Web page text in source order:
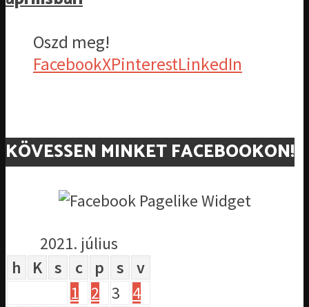
Oszd meg!
FacebookXPinterestLinkedIn
KÖVESSEN MINKET FACEBOOKON!
2021. július
h
K s c p s
v
1
2 3
4